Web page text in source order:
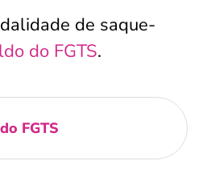
de saque-
do FGTS.
FGTS